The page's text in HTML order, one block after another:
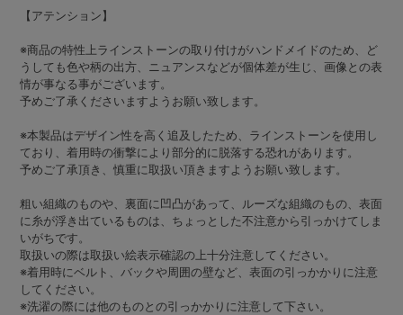
【アテンション】
※商品の特性上ラインストーンの取り付けがハンドメイドのため、ど
うしても色や柄の出方、ニュアンスなどが個体差が生じ、画像との表
情が事なる事がございます。
予めご了承くださいますようお願い致します。
※本製品はデザイン性を高く追及したため、ラインストーンを使用し
ており、着用時の衝撃により部分的に脱落する恐れがあります。
予めご了承頂き、慎重に取扱い頂きますようお願い致します。
粗い組織のものや、裏面に凹凸があって、ルーズな組織のもの、表面
に糸が浮き出ているものは、ちょっとした不注意から引っかけてしま
いがちです。
取扱いの際は取扱い絵表示確認の上十分注意してください。
※着用時にベルト、バックや周囲の壁など、表面の引っかかりに注意
してください。
※洗濯の際には他のものとの引っかかりに注意して下さい。